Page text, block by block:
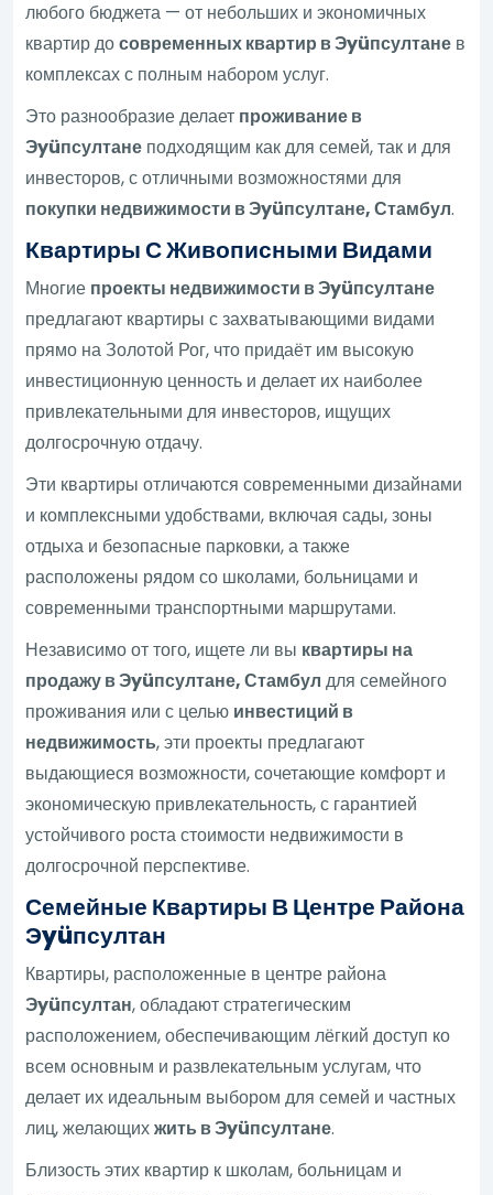
любого бюджета — от небольших и экономичных
квартир досовременных квартир в Эyüпсултане в
комплексах с полным набором услуг.
Это разнообразие делает проживание в
Эyüпсултане подходящим как для семей, так и для
инвесторов, с отличными возможностями для
покупки недвижимости в Эyüпсултане, Стамбул.
Квартиры С Живописными Видами
Многие проекты недвижимости в Эyüпсултане
предлагают квартиры с захватывающими видами
прямо на Золотой Рог, что придаёт им высокую
инвестиционную ценность и делает их наиболее
привлекательными для инвесторов, ищущих
долгосрочную отдачу.
Эти квартиры отличаются современными дизайнами
и комплексными удобствами, включая сады, зоны
отдыха и безопасные парковки, а также
расположены рядом со школами, больницами и
современными транспортными маршрутами.
Независимо от того, ищете ли вы квартиры на
продажу в Эyüпсултане, Стамбул для семейного
проживания или с целью инвестиций в
недвижимость, эти проекты предлагают
выдающиеся возможности, сочетающие комфорт и
экономическую привлекательность, с гарантией
устойчивого роста стоимости недвижимости в
долгосрочной перспективе.
Семейные Квартиры В Центре Района
Эyüпсултан
Квартиры, расположенные в центре района
Эyüпсултан, обладают стратегическим
расположением, обеспечивающим лёгкий доступ ко
всем основным и развлекательным услугам, что
делает их идеальным выбором для семей и частных
лиц, желающихжить в Эyüпсултане.
Близость этих квартир к школам, больницам и